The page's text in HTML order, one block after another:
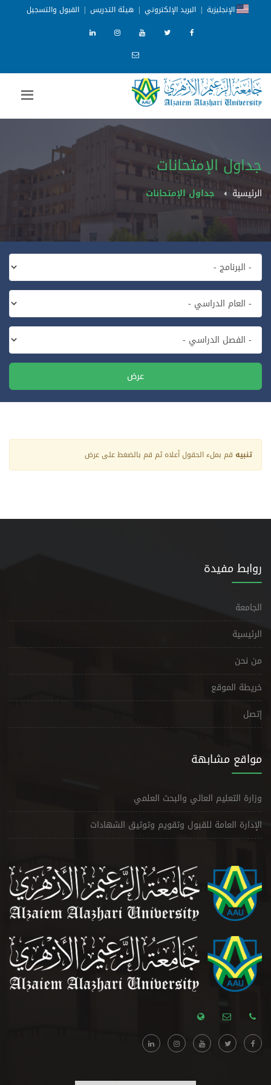
الإنجليزية | البريد الإلكتروني | هيئة التدريس | القبول والتسجيل
جداول الإمتحانات
الرئيسية جداول الإمتحانات
عرض
تنبيه قم بملء الحقول أعلاه ثم قم بالضغط على عرض
روابط مفيدة
الجامعة
الرئيسية
من نحن
خريطة الموقع
إتصل
مواقع مشابهة
وزارة التعليم العالي والبحث العلمي
الإدارة العامة للقبول وتقويم وتوثيق الشهادات